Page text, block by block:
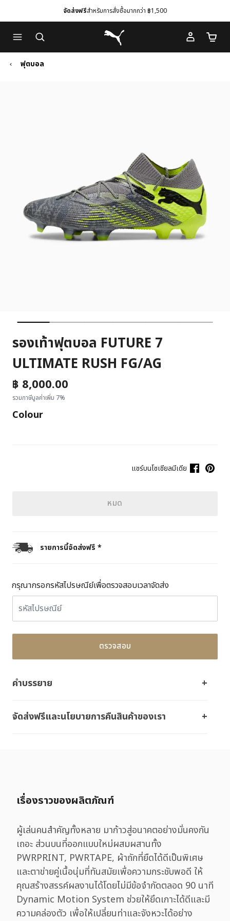
to
Main
content
to
Footer
Content
จัดส่งฟรีสำหรับการสั่งซื้อมากกว่า ฿1,500
Puma โฮม
จำนว
ฟุตบอล
รองเท้าฟุตบอล FUTURE 7
ULTIMATE RUSH FG/AG
฿ 8,000.00
รวมภาษีมูลค่าเพิ่ม 7%
Colour
แชร์บนโซเชียลมีเดีย
หมด
รายการนี้จัดส่งฟรี *
กรุณากรอกรหัสไปรษณีย์เพื่อตรวจสอบเวลาจัดส่ง
ตรวจสอบ
คำบรรยาย
จัดส่งฟรีและนโยบายการคืนสินค้าของเรา
เรื่องราวของผลิตภัณฑ์
ผู้เล่นคนสำคัญทั้งหลาย มาก้าวสู่อนาคตอย่างมั่นคงกัน
เถอะ ส่วนบนที่ออกแบบใหม่ผสมผสานทั้ง
PWRPRINT, PWRTAPE, ผ้าถักที่ยืดได้ดีเป็นพิเศษ
และตาข่ายคู่เนื้อนุ่มที่ทันสมัยเพื่อความกระชับพอดี ให้
คุณสร้างสรรค์ผลงานได้โดยไม่มีข้อจำกัดตลอด 90 นาที
Dynamic Motion System ช่วยให้ยึดเกาะได้ดีและมี
ความคล่องตัว เพื่อให้เปลี่ยนท่าและจังหวะได้อย่าง